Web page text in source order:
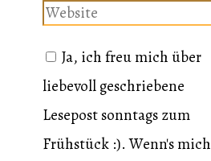
Mail-
Website
Ja, ich freu mich über
liebevoll geschriebene
Lesepost sonntags zum
Frühstück :). Wenn's mich